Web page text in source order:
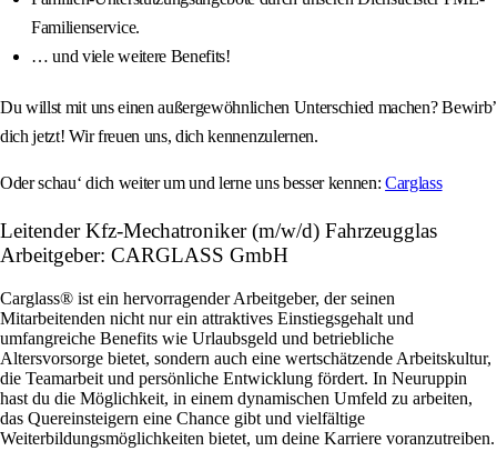
Familienservice.
… und viele weitere Benefits!
Du willst mit uns einen außergewöhnlichen Unterschied machen? Bewirb’
dich jetzt! Wir freuen uns, dich kennenzulernen.
Oder schau‘ dich weiter um und lerne uns besser kennen:Carglass
Leitender Kfz-Mechatroniker (m/w/d) Fahrzeugglas
Arbeitgeber: CARGLASS GmbH
Carglass® ist ein hervorragender Arbeitgeber, der seinen
Mitarbeitenden nicht nur ein attraktives Einstiegsgehalt und
umfangreiche Benefits wie Urlaubsgeld und betriebliche
Altersvorsorge bietet, sondern auch eine wertschätzende Arbeitskultur,
die Teamarbeit und persönliche Entwicklung fördert. In Neuruppin
hast du die Möglichkeit, in einem dynamischen Umfeld zu arbeiten,
das Quereinsteigern eine Chance gibt und vielfältige
Weiterbildungsmöglichkeiten bietet, um deine Karriere voranzutreiben.